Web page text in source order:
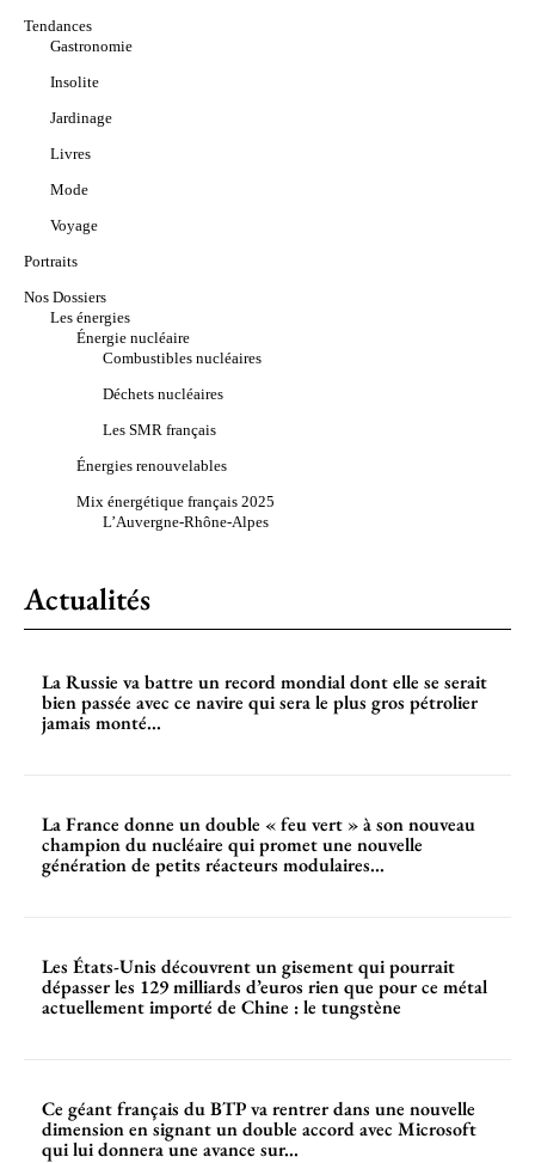
Tendances
Gastronomie
Insolite
Jardinage
Livres
Mode
Voyage
Portraits
Nos Dossiers
Les énergies
Énergie nucléaire
Combustibles nucléaires
Déchets nucléaires
Les SMR français
Énergies renouvelables
Mix énergétique français 2025
L’Auvergne-Rhône-Alpes
Actualités
La Russie va battre un record mondial dont elle se serait
bien passée avec ce navire qui sera le plus gros pétrolier
jamais monté...
La France donne un double « feu vert » à son nouveau
champion du nucléaire qui promet une nouvelle
génération de petits réacteurs modulaires...
Les États-Unis découvrent un gisement qui pourrait
dépasser les 129 milliards d’euros rien que pour ce métal
actuellement importé de Chine : le tungstène
Ce géant français du BTP va rentrer dans une nouvelle
dimension en signant un double accord avec Microsoft
qui lui donnera une avance sur...